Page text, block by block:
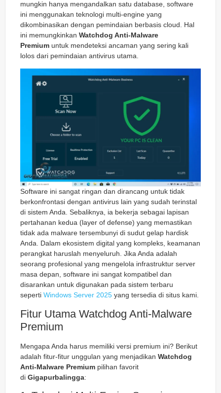
mungkin hanya mengandalkan satu database, software
ini menggunakan teknologi multi-engine yang
dikombinasikan dengan pemindaian berbasis cloud. Hal
ini memungkinkan Watchdog Anti-Malware
Premium untuk mendeteksi ancaman yang sering kali
lolos dari pemindaian antivirus utama.
Software ini sangat ringan dan dirancang untuk tidak
berkonfrontasi dengan antivirus lain yang sudah terinstal
di sistem Anda. Sebaliknya, ia bekerja sebagai lapisan
pertahanan kedua (layer of defense) yang memastikan
tidak ada malware tersembunyi di sudut gelap hardisk
Anda. Dalam ekosistem digital yang kompleks, keamanan
perangkat haruslah menyeluruh. Jika Anda adalah
seorang profesional yang mengelola infrastruktur server
masa depan, software ini sangat kompatibel dan
disarankan untuk digunakan pada sistem terbaru
seperti Windows Server 2025 yang tersedia di situs kami.
Fitur Utama Watchdog Anti-Malware
Premium
Mengapa Anda harus memiliki versi premium ini? Berikut
adalah fitur-fitur unggulan yang menjadikan Watchdog
Anti-Malware Premium pilihan favorit
di Gigapurbalingga: